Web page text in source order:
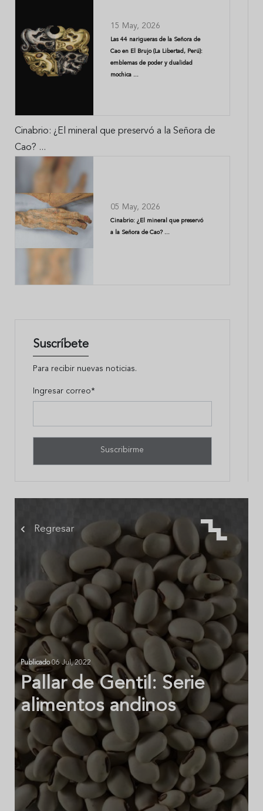
15 May, 2026
Las 44 narigueras de la Señora de
Cao en El Brujo (La Libertad, Perú):
emblemas de poder y dualidad
mochica ...
Cinabrio: ¿El mineral que preservó a la Señora de
Cao? ...
05 May, 2026
Cinabrio: ¿El mineral que preservó
a la Señora de Cao? ...
Suscríbete
Para recibir nuevas noticias.
Ingresar correo*
Regresar
Publicado06 Jul, 2022
Pallar de Gentil: Serie
alimentos andinos